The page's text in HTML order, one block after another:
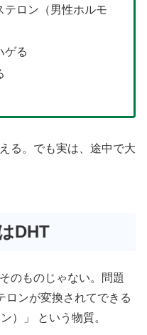
テロン（男性ホルモ
ゲる
る。でも実は、途中で大
DHT
のものじゃない。問題
ロンが変換されてできる
）」 という物質。